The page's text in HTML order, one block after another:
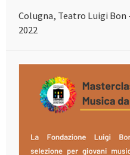
Colugna, Teatro Luigi Bon
2022